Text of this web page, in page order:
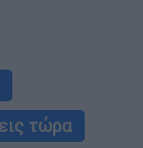
τώρα